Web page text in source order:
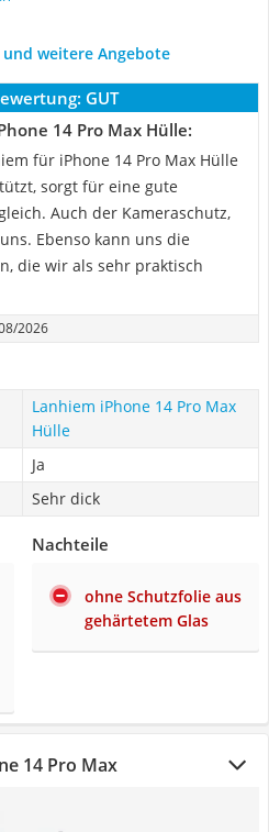
weitere Angebote
GUT
14 Pro Max Hülle:
für iPhone 14 Pro Max Hülle
sorgt für eine gute
Auch der Kameraschutz,
Ebenso kann uns die
die wir als sehr praktisch
2026
Lanhiem iPhone 14 Pro Max
Hülle
Ja
Sehr dick
Nachteile
ohne Schutzfolie aus
gehärtetem Glas
14 Pro Max